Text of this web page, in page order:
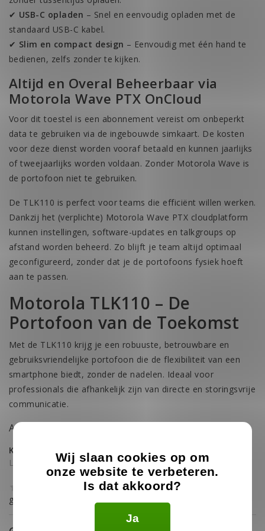
✔ USB-C opladen – Snel en eenvoudig opladen met de
standaard USB-C kabel.
✔ Slim en compact design – Eenvoudig met één hand te
bedienen, zelfs zonder te kijken.
Altijd en Overal Beheerbaar via
Motorola Wave PTX OnCloud
Voor dit toestel is een abonnement vereist om onbeperkt
data te gebruiken via de ingebouwde simkaart. De kosten
voor deze dienst worden vooraf betaald en kunnen jaarlijks
of tweejaarlijks worden voldaan. Zonder Motorola Wave is
de portofoon niet te gebruiken.
De TLK110 is perfect voor teams die efficiënt willen werken.
Dankzij het (verplichte) Motorola Wave PTX cloudplatform
kunnen instellingen, software-updates en talkgroups op
afstand worden beheerd. Zo blijft je team altijd optimaal
geconfigureerd, zonder dat je de portofoons fysiek hoeft
aan te passen.
Motorola TLK110 – De
Portofoon van de Toekomst
Met de TLK110 krijg je een robuuste, betrouwbare en
gebruiksvriendelijke portofoon die de flexibiliteit van een
smartphone biedt, zonder de nadelen. Ideaal voor
professionals die afhankelijk zijn van directe en storingsvrije
communicatie.
Artikelnummer: HK2187A
Kan je iets niet vinden of heb je vragen?
Laat ons helpen!
gemiddelde van 0 review(s)
Wij slaan cookies op om
onze website te verbeteren.
Is dat akkoord?
Ja